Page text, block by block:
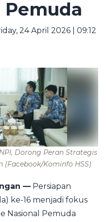
Pemuda
24 April 2026 | 09:12
Dorong Peran Strategis
(Facebook/Kominfo HSS)
— Persiapan
ke-16 menjadi fokus
Nasional Pemuda